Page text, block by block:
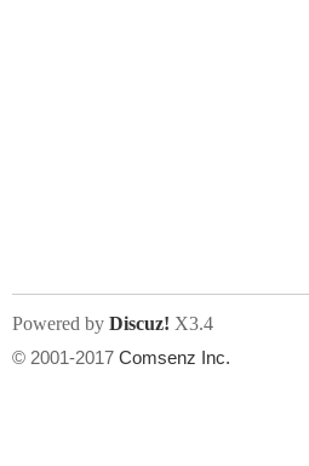
Powered by Discuz! X3.4
© 2001-2017 Comsenz Inc.